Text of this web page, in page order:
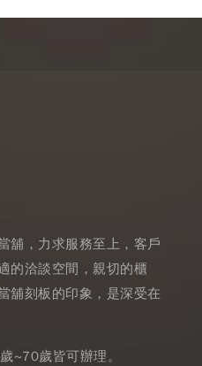
舖，力求服務至上，客戶
的洽談空間，親切的櫃
舖刻板的印象，是深受在
~70歲皆可辦理。